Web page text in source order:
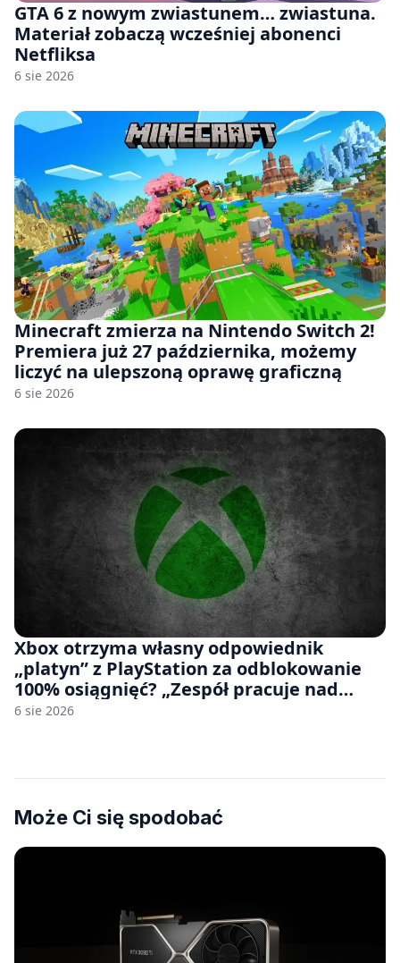
GTA 6 z nowym zwiastunem… zwiastuna.
Materiał zobaczą wcześniej abonenci
Netfliksa
6 sie 2026
Minecraft zmierza na Nintendo Switch 2!
Premiera już 27 października, możemy
liczyć na ulepszoną oprawę graficzną
6 sie 2026
Xbox otrzyma własny odpowiednik
„platyn” z PlayStation za odblokowanie
100% osiągnięć? „Zespół pracuje nad
czymś, co ma się pojawić jeszcze w tym
6 sie 2026
Może Ci się spodobać